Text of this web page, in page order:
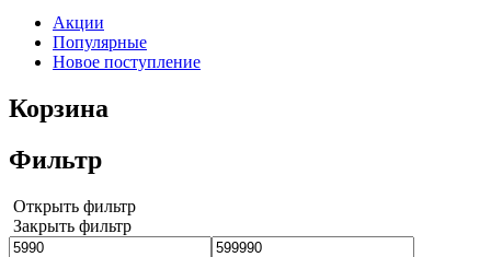
Акции
Популярные
Новое поступление
Корзина
Фильтр
Открыть фильтр
Закрыть фильтр